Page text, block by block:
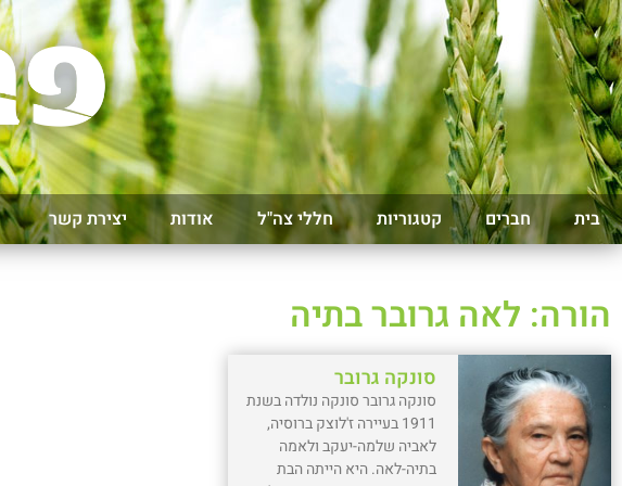
בית חברים קטגוריות חללי צה"ל אודות יצירת קשר
הורה: לאה גרובר בתיה
סונקה גרובר
סונקה גרובר סונקה נולדה בשנת
1911 בעיירה ז'לוצק ברוסיה,
לאביה שלמה-יעקב ולאמה
בתיה-לאה. היא הייתה הבת